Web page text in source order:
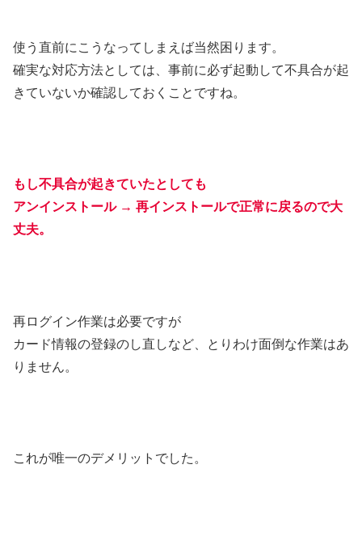
使う直前にこうなってしまえば当然困ります。
確実な対応方法としては、事前に必ず起動して不具合が起
きていないか確認しておくことですね。
もし不具合が起きていたとしても
アンインストール → 再インストールで正常に戻るので大
丈夫。
再ログイン作業は必要ですが
カード情報の登録のし直しなど、とりわけ面倒な作業はあ
りません。
これが唯一のデメリットでした。